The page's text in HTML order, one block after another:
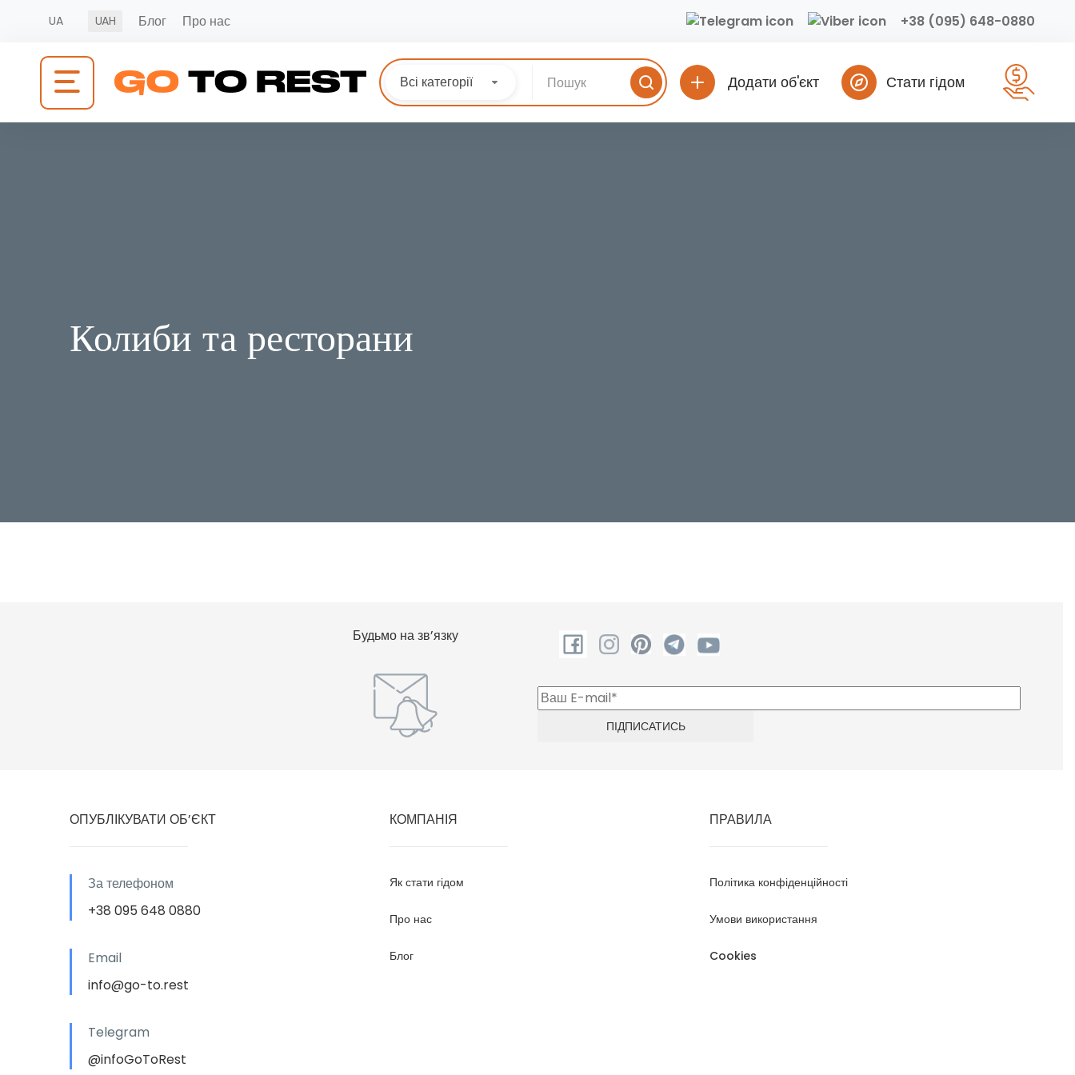
UA UAH Блог Про нас +38 (095) 648-0880
Всі категорії Додати об'єкт Стати гідом
Колиби та ресторани
Будьмо на зв’язку
ОПУБЛІКУВАТИ ОБ’ЄКТ
За телефоном
+38 095 648 0880
Email
info@go-to.rest
Telegram
@infoGoToRest
КОМПАНІЯ
Як стати гідом
Про нас
Блог
ПРАВИЛА
Політика конфіденційності
Умови використання
Cookies